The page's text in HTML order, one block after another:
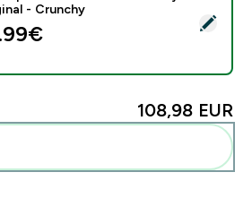
- Posve prirodan maslac od
- Crunchy
108,98 EUR‎